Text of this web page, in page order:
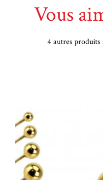
Vous
4 autres produits